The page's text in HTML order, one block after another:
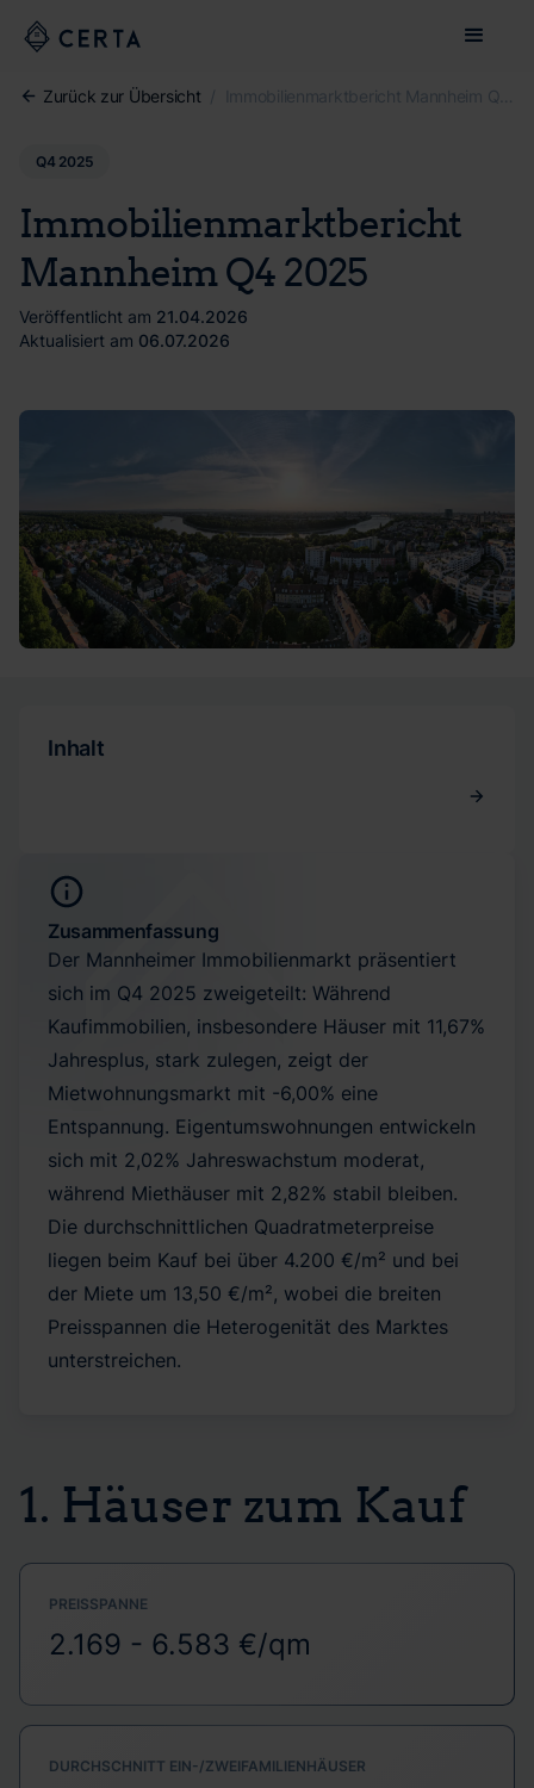
Zurück zur Übersicht /
Q4 2025
Immobilienmarktbericht
Mannheim Q4 2025
Veröffentlicht am 21.04.2026
Aktualisiert am 06.07.2026
Inhalt
Zusammenfassung
Der Mannheimer Immobilienmarkt präsentiert
sich im Q4 2025 zweigeteilt: Während
Kaufimmobilien, insbesondere Häuser mit 11,67%
Jahresplus, stark zulegen, zeigt der
Mietwohnungsmarkt mit -6,00% eine
Entspannung. Eigentumswohnungen entwickeln
sich mit 2,02% Jahreswachstum moderat,
während Miethäuser mit 2,82% stabil bleiben.
Die durchschnittlichen Quadratmeterpreise
liegen beim Kauf bei über 4.200 €/m² und bei
der Miete um 13,50 €/m², wobei die breiten
Preisspannen die Heterogenität des Marktes
unterstreichen.
1. Häuser zum Kauf
PREISSPANNE
2.169 - 6.583 €/qm
DURCHSCHNITT EIN-/ZWEIFAMILIENHÄUSER